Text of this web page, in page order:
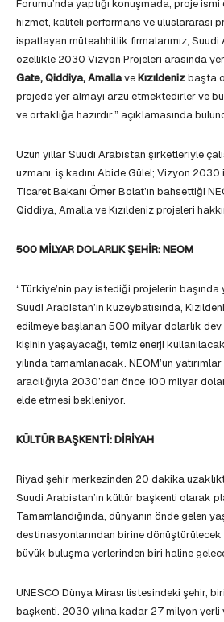
Forumu’nda yaptığı konuşmada, proje ismi
hizmet, kaliteli performans ve uluslararası
ispatlayan müteahhitlik firmalarımız, Suudi
özellikle 2030 Vizyon Projeleri arasında
Gate, Qiddiya, AmallaveKızıldenizbaşta
projede yer almayı arzu etmektedirler ve
ve ortaklığa hazırdır.” açıklamasında
Uzun yıllar Suudi Arabistan şirketleriyle
uzmanı, iş kadını Abide Gülel; Vizyon
Ticaret Bakanı Ömer Bolat’ın bahsettiği
Qiddiya, Amalla ve Kızıldeniz projeleri
500 MİLYAR DOLARLIK ŞEHİR: NEOM
“Türkiye’nin pay istediği projelerin başında
Suudi Arabistan’ın kuzeybatısında,
edilmeye başlanan 500 milyar dolarlık dev
kişinin yaşayacağı, temiz enerji
yılında tamamlanacak. NEOM’un
aracılığıyla 2030’dan önce 100 milyar
elde etmesi bekleniyor.
KÜLTÜR BAŞKENTİ: DİRİYAH
Riyad şehir merkezinden 20 dakika
Suudi Arabistan’ın kültür başkenti olarak
Tamamlandığında, dünyanın önde gelen
destinasyonlarından birine dönüştürülecek
büyük buluşma yerlerinden biri haline
UNESCO Dünya Mirası listesindeki şehir,
başkenti. 2030 yılına kadar 27 milyon yerli